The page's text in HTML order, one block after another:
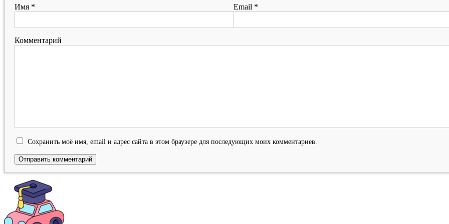
Имя * Email *
Комментарий
Сохранить моё имя, email и адрес сайта в этом браузере для последующих моих комментариев.